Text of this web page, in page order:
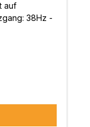
auf
38Hz -